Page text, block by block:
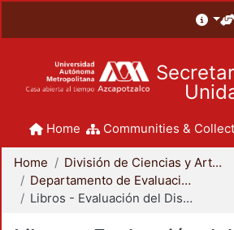
Home Communities &
Home
División de Ciencias y Artes para el Diseño
Departamento de Evaluación del Diseño en el Tiempo
Libros - Evaluación del Diseño en el Tiempo